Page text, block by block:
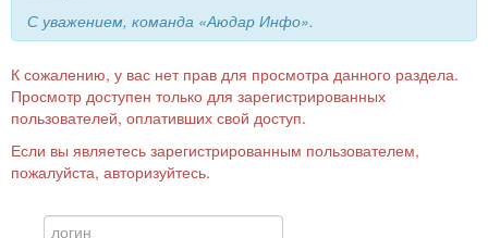
С уважением, команда «Аюдар Инфо».
К сожалению, у вас нет прав для просмотра данного раздела.
Просмотр доступен только для зарегистрированных
пользователей, оплативших свой доступ.
Если вы являетесь зарегистрированным пользователем,
пожалуйста, авторизуйтесь.